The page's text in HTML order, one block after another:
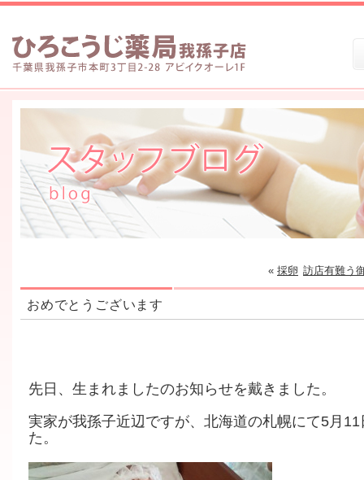
« 採卵 訪店有難う
おめでとうございます
先日、生まれましたのお知らせを戴きました。
実家が我孫子近辺ですが、北海道の札幌にて5月
た。